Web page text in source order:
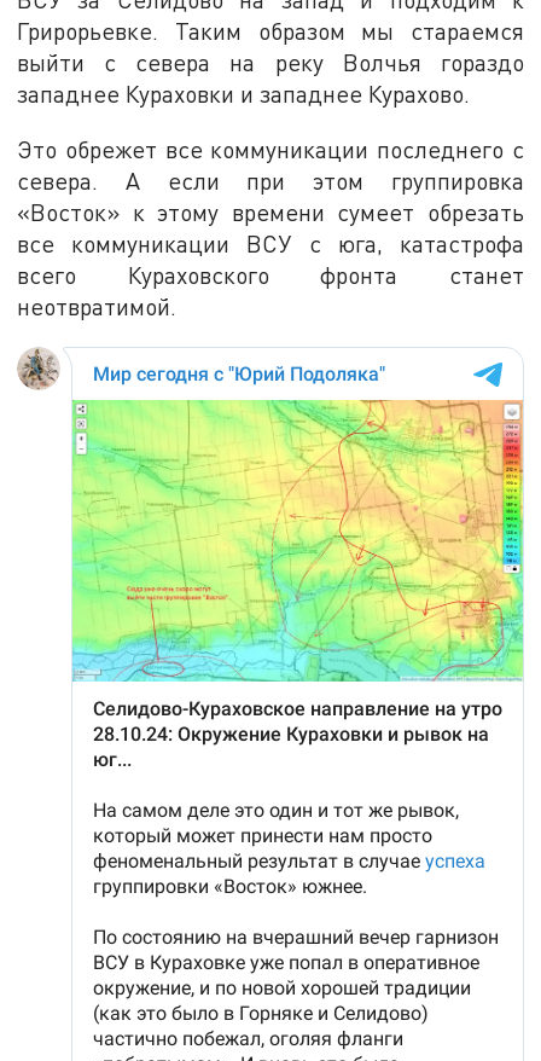
Грирорьевке. Таким образом мы стараемся
выйти с севера на реку Волчья гораздо
западнее Кураховки и западнее Курахово.
Это обрежет все коммуникации последнего с
севера. А если при этом группировка
«Восток» к этому времени сумеет обрезать
все коммуникации ВСУ с юга, катастрофа
всего Кураховского фронта станет
неотвратимой.